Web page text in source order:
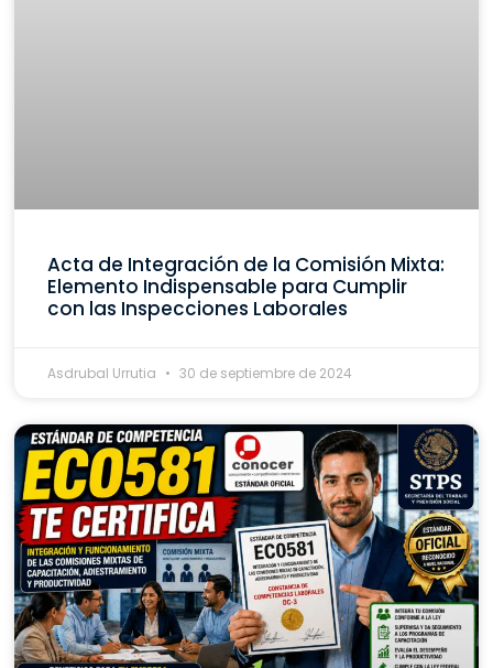
Acta de Integración de la Comisión Mixta:
Elemento Indispensable para Cumplir
con las Inspecciones Laborales
Asdrubal Urrutia 30 de septiembre de 2024